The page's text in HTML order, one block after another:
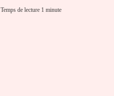
Temps de lecture 1 minute